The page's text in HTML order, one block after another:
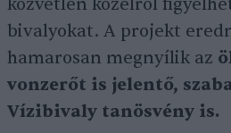
közvetlen közelről
bivalyokat. A projekt
hamarosan megnyílik az
vonzerőt is jelentő,
Vízibivaly tanösvény is.